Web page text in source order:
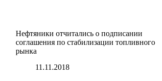
Нефтяники отчитались о подписании
соглашения по стабилизации топливного
рынка
11.11.2018